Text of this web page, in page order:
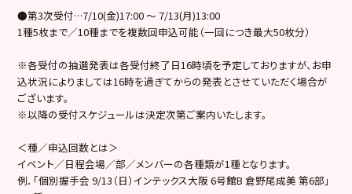
●第3次受付…7/10(金)17:00 ～ 7/13(月)13:00
1種5枚まで／10種までを複数回申込可能（一回につき最大50枚分）
※各受付の抽選発表は各受付終了日16時頃を予定しておりますが、お申
込状況によりましては16時を過ぎてからの発表とさせていただく場合が
ございます。
※以降の受付スケジュールは決定次第ご案内いたします。
＜種／申込回数とは＞
イベント／日程会場／部／メンバーの各種類が1種となります。
例．「個別握手会 9/13（日）インテックス大阪 6号館B 倉野尾成美 第6部」